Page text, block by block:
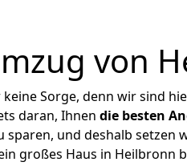
von
Sorge, denn wir sind
daran, Ihnen die besten
und deshalb setzen
großes Haus in Heilbronn